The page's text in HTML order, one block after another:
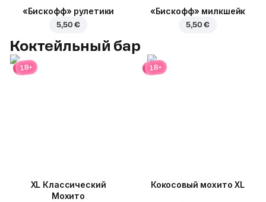
«Бискофф» рулетики
5,50 €
«Бискофф» милкшейк
5,50 €
Коктейльный бар
18+
XL Классический
Мохито
18+
Кокосовый мохито XL